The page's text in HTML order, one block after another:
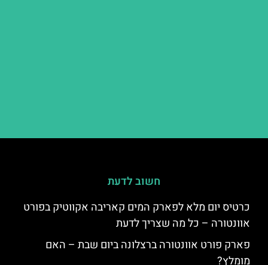
חשוב לדעת
כרטיס יום מלא לפארק המים קאריבה אקווטיק בפורט
אוונטורה – כל מה שצריך לדעת
פארק פורט אוונטורה ברצלונה ביום שבת – האם
מומלץ?